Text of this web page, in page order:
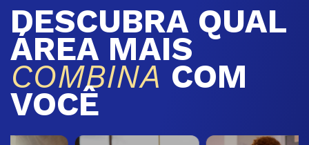
DESCUBRA QUAL
ÁREA MAIS
COMBINA COM
VOCÊ